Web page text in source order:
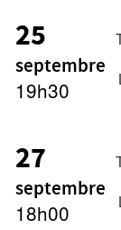
25
septembre
19h30
27
septembre
18h00